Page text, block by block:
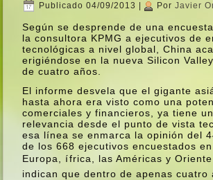
Publicado 04/09/2013 Por Javier
Según se desprende de una
la consultora KPMG a ejecutivos de
tecnológicas a nivel global, China
erigiéndose en la nueva Silicon
de cuatro años.
El informe desvela que el gigante
hasta ahora era visto como una
comerciales y financieros, ya tiene
relevancia desde el punto de vista
esa lí­nea se enmarca la opinión del
de los 668 ejecutivos encuestados en
Europa, ífrica, las Américas y
indican que dentro de apenas cuatro